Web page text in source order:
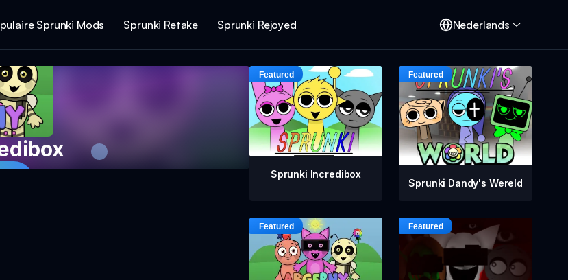
Sprunki Mods Sprunki Retake Sprunki Rejoyed Nederlands
Sprunki Incredibox
Sprunki Dandy's Wereld